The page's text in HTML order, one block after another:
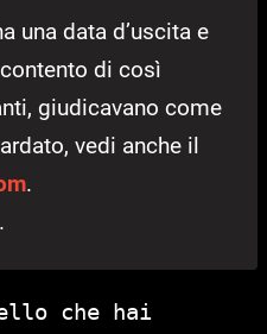
una data d’uscita e
di così
giudicavano come
vedi anche il
.
che hai